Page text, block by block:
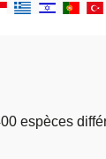
espèces